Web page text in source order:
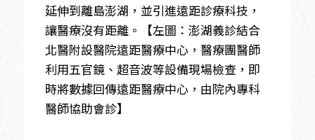
延伸到離島澎湖，並引進遠距診療科技，
讓醫療沒有距離。【左圖：澎湖義診結合
北醫附設醫院遠距醫療中心，醫療團醫師
利用五官鏡、超音波等設備現場檢查，即
時將數據回傳遠距醫療中心，由院內專科
醫師協助會診】